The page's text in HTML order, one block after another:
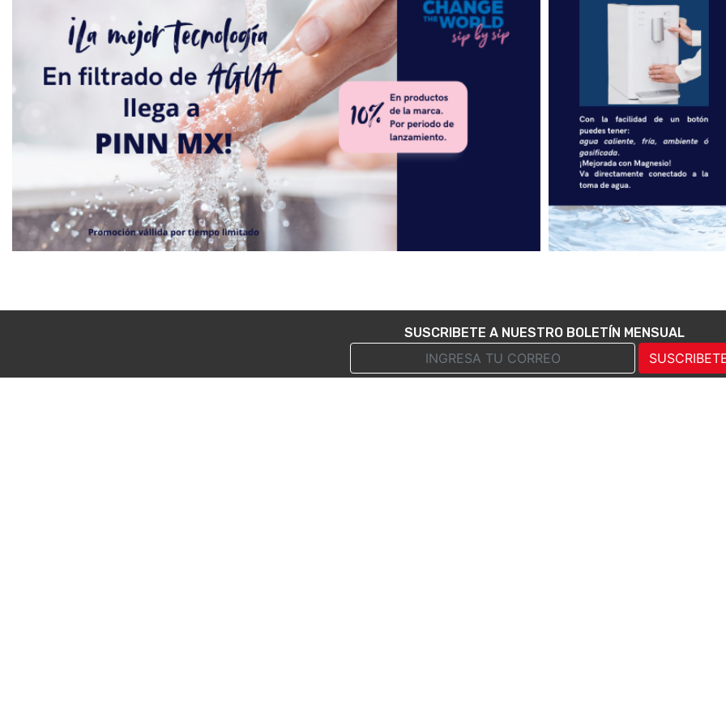
asegurado en una zona de alta
demanda habitacional y comercial.
contáctame para más información o
agendar una cita: ariadna carrillo |
asesora inmobiliaria en zurex tel:
5541863887 ***visitas no disponibles
al inmueble.***
pérgola
SUSCRIBETE A NUESTRO BOLETÍN MENSUAL